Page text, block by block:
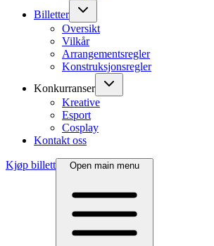
Billetter
Oversikt
Vilkår
Arrangementsregler
Konstruksjonsregler
Konkurranser
Kreative
Esport
Cosplay
Kontakt oss
Kjøp billett Open main menu